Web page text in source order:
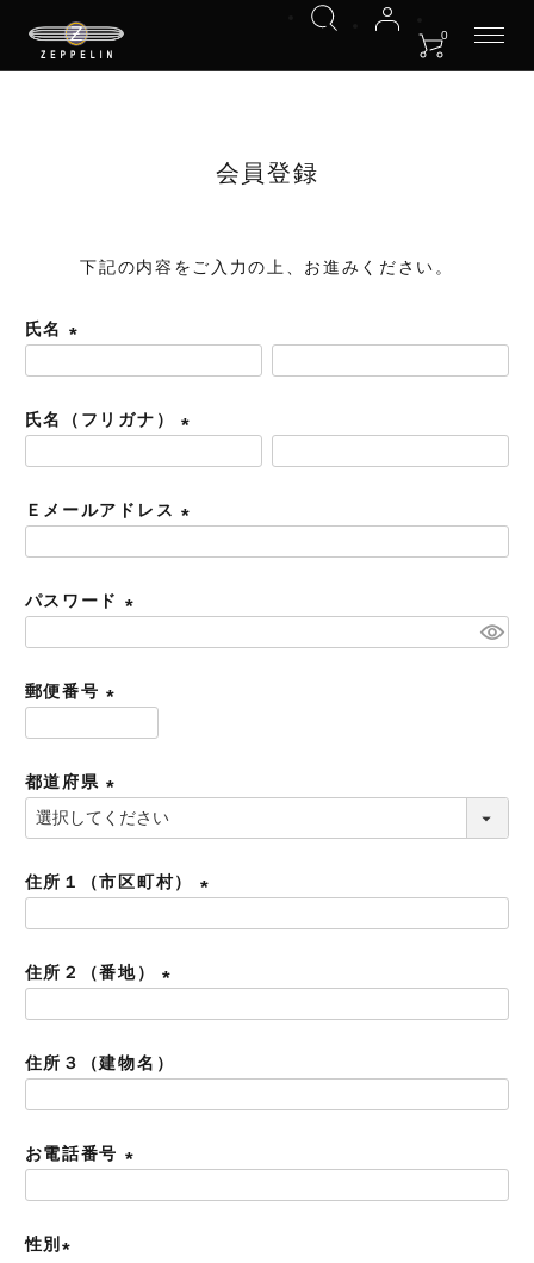
0
HOME 会員登録
会員登録
下記の内容をご入力の上、お進みください。
氏名
須
氏名（フリガナ）
須
Ｅメールアドレス
パスワード
郵便番号
須
)
都道府県
(
須
住所１（市区町村）
住所２（番地）
須
住所３（建物名）
お電話番号
性別